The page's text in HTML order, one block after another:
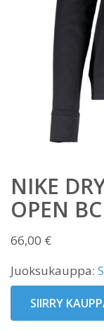
NIKE
OPEN
66,00 €
Juoksukauppa:
SIIRRY